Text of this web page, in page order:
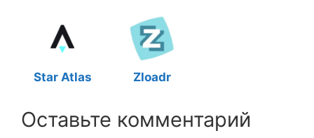
Star Atlas Zloadr
Оставьте комментарий